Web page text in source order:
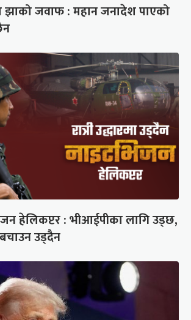
झाको जवाफ : महान जनादेश पाएको
हेलिकप्टर : भीआईपीका लागि उड्छ,
उड्दैन